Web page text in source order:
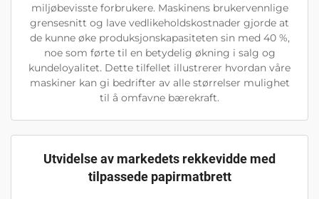
miljøbevisste forbrukere. Maskinens brukervennlige
grensesnitt og lave vedlikeholdskostnader gjorde at
de kunne øke produksjonskapasiteten sin med 40 %,
noe som førte til en betydelig økning i salg og
kundeloyalitet. Dette tilfellet illustrerer hvordan våre
maskiner kan gi bedrifter av alle størrelser mulighet
til å omfavne bærekraft.
Utvidelse av markedets rekkevidde med
tilpassede papirmatbrett